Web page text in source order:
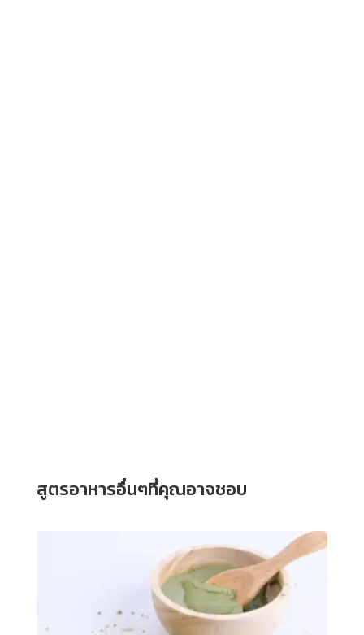
สูตรอาหารอื่นๆที่คุณอาจชอบ